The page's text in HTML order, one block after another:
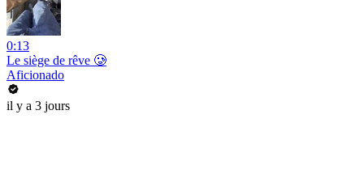
0:13
Le siège de rêve 🥲
Aficionado
il y a 3 jours